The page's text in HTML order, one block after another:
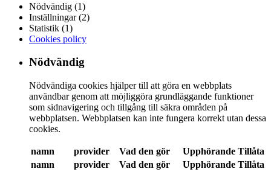
Nödvändig (1)
Inställningar (2)
Statistik (1)
Cookies policy
Nödvändig
Nödvändiga cookies hjälper till att göra en webbplats
användbar genom att möjliggöra grundläggande funktioner
som sidnavigering och tillgång till säkra områden på
webbplatsen. Webbplatsen kan inte fungera korrekt utan dessa
cookies.
namn provider Vad den gör Upphörande Tillåta
namn
provider Vad den gör Upphörande Tillåta